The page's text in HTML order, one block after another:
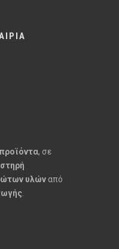
, σε
υλών από
.